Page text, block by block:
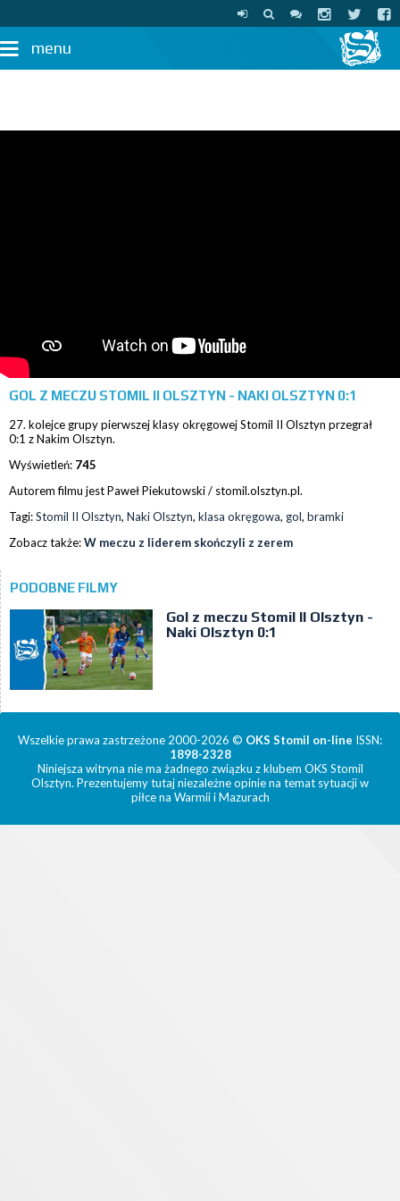
menu
GOL Z MECZU STOMIL II OLSZTYN - NAKI OLSZTYN 0:1
27. kolejce grupy pierwszej klasy okręgowej Stomil II Olsztyn przegrał
0:1 z Nakim Olsztyn.
Wyświetleń: 745
Autorem filmu jest Paweł Piekutowski / stomil.olsztyn.pl.
Tagi:Stomil II Olsztyn, Naki Olsztyn, klasa okręgowa, gol, bramki
Zobacz także:W meczu z liderem skończyli z zerem
PODOBNE FILMY
Gol z meczu Stomil II Olsztyn -
Naki Olsztyn 0:1
Wszelkie prawa zastrzeżone 2000-2026 © OKS Stomil on-line ISSN:
1898-2328
Niniejsza witryna nie ma żadnego związku z klubem OKS Stomil
Olsztyn. Prezentujemy tutaj niezależne opinie na temat sytuacji w
piłce na Warmii i Mazurach